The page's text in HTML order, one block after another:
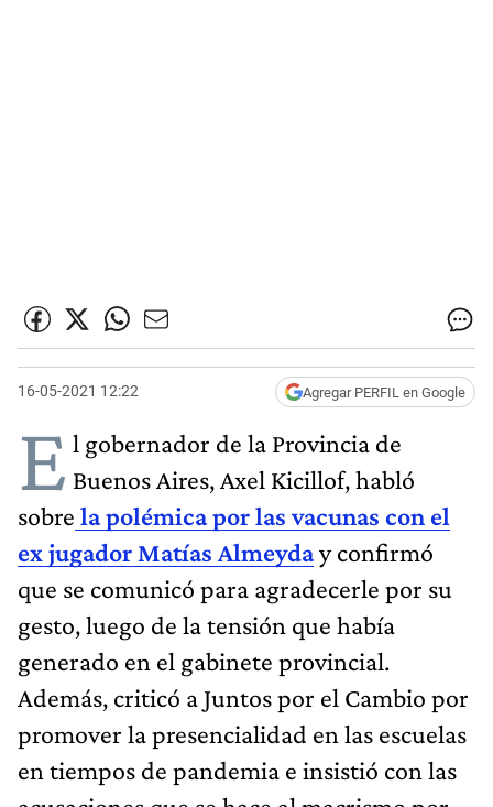
16-05-2021 12:22 Agregar PERFIL en Google
E l gobernador de la Provincia de
Buenos Aires, Axel Kicillof, habló
sobre la polémica por las vacunas con el
ex jugador Matías Almeyday confirmó
que se comunicó para agradecerle por su
gesto, luego de la tensión que había
generado en el gabinete provincial.
Además, criticó a Juntos por el Cambio por
promover la presencialidad en las escuelas
en tiempos de pandemia e insistió con las